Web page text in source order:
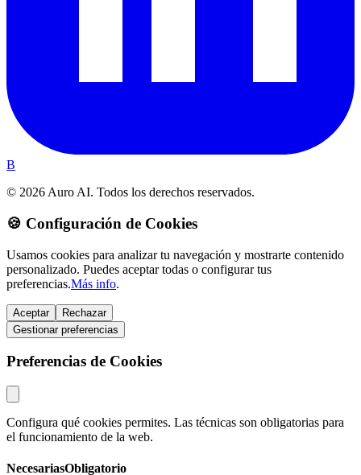
B
© 2026 Auro AI. Todos los derechos reservados.
🍪 Configuración de Cookies
Usamos cookies para analizar tu navegación y mostrarte contenido
personalizado. Puedes aceptar todas o configurar tus
preferencias.Más info.
Aceptar
Rechazar
Gestionar preferencias
Preferencias de Cookies
Configura qué cookies permites. Las técnicas son obligatorias para
el funcionamiento de la web.
NecesariasObligatorio